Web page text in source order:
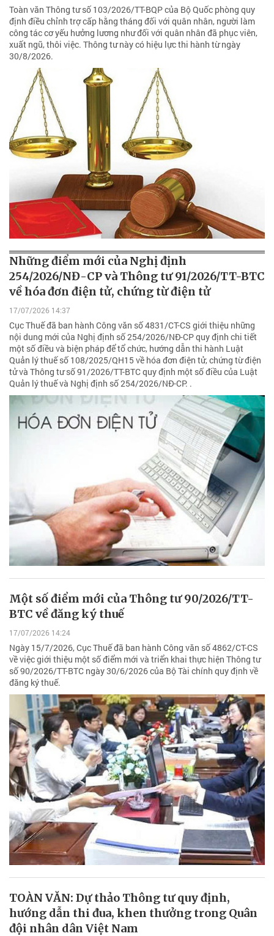
Toàn văn Thông tư số 103/2026/TT-BQP của Bộ Quốc phòng quy
định điều chỉnh trợ cấp hằng tháng đối với quân nhân, người làm
công tác cơ yếu hưởng lương như đối với quân nhân đã phục viên,
xuất ngũ, thôi việc. Thông tư này có hiệu lực thi hành từ ngày
30/8/2026.
Những điểm mới của Nghị định
254/2026/NĐ-CP và Thông tư 91/2026/TT-BTC
về hóa đơn điện tử, chứng từ điện tử
17/07/2026 14:37
Cục Thuế đã ban hành Công văn số 4831/CT-CS giới thiệu những
nội dung mới của Nghị định số 254/2026/NĐ-CP quy định chi tiết
một số điều và biện pháp để tổ chức, hướng dẫn thi hành Luật
Quản lý thuế số 108/2025/QH15 về hóa đơn điện tử, chứng từ điện
tử và Thông tư số 91/2026/TT-BTC quy định một số điều của Luật
Quản lý thuế và Nghị định số 254/2026/NĐ-CP. .
Một số điểm mới của Thông tư 90/2026/TT-
BTC về đăng ký thuế
17/07/2026 14:24
Ngày 15/7/2026, Cục Thuế đã ban hành Công văn số 4862/CT-CS
về việc giới thiệu một số điểm mới và triển khai thực hiện Thông tư
số 90/2026/TT-BTC ngày 30/6/2026 của Bộ Tài chính quy định về
đăng ký thuế.
TOÀN VĂN: Dự thảo Thông tư quy định,
hướng dẫn thi đua, khen thưởng trong Quân
đội nhân dân Việt Nam